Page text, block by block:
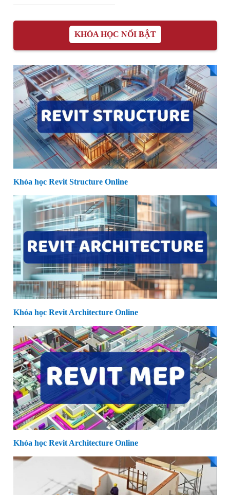
KHÓA HỌC NỔI BẬT
Khóa học Revit Structure Online
Khóa học Revit Architecture Online
Khóa học Revit Architecture Online